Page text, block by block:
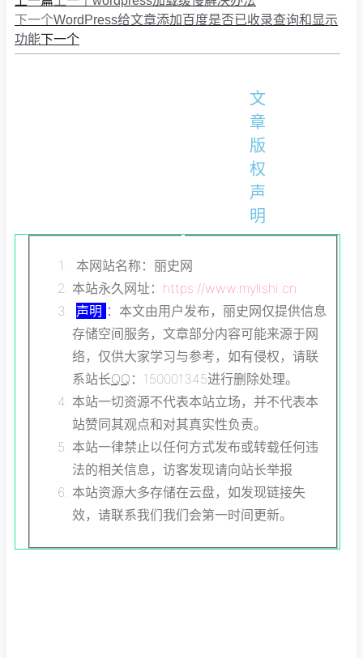
下一个WordPress给文章添加百度是否已收录查询和显示
功能下一个
文
章
版
权
声
明
本网站名称：丽史网
本站永久网址： https://www.mylishi.cn
声明 ：本文由用户发布，丽史网仅提供信息
存储空间服务，文章部分内容可能来源于网
络，仅供大家学习与参考，如有侵权，请联
系站长QQ ：150001345进行删除处理。
本站一切资源不代表本站立场，并不代表本
站赞同其观点和对其真实性负责。
本站一律禁止以任何方式发布或转载任何违
法的相关信息，访客发现请向站长举报
本站资源大多存储在云盘，如发现链接失
效，请联系我们我们会第一时间更新。